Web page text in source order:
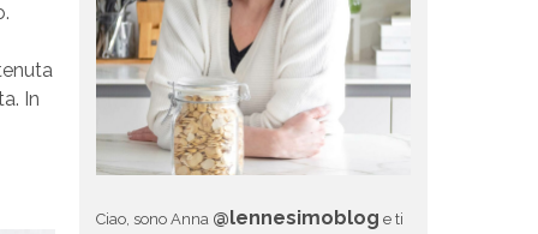
In
Ciao, sono Anna @lennesimoblog e ti